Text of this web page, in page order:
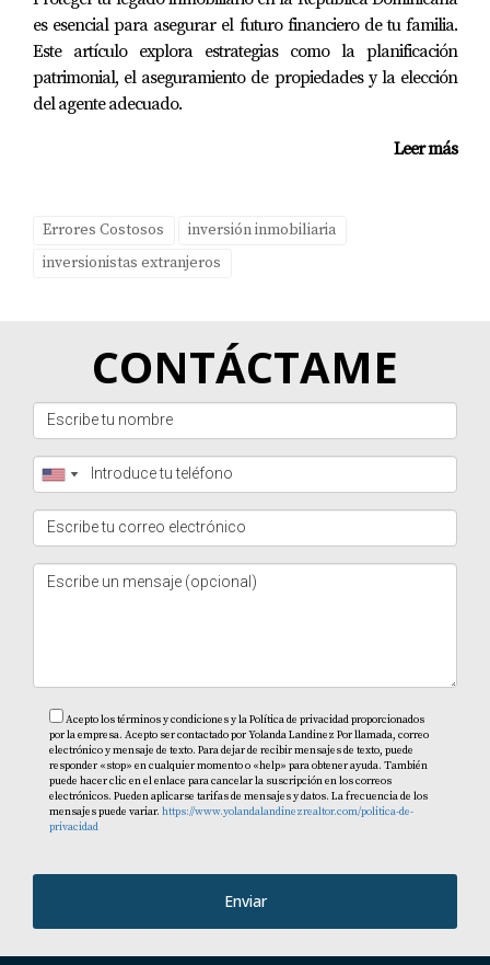
para invertir? ¡Hablemos!
Preguntas Frecuentes
¿Cuál es el mejor momento para invertir en
mejores precios y menos competencia.
¿Necesito un agente inmobiliario para
ayudarte a navegar por el mercado local y evitar errores
¿Qué tipo de propiedades son las más
rentables?
turísticos suelen tener alta demanda tanto para
alquileres como para reventa.
tarifas de mantenimiento, seguros y gastos por
reparaciones inesperadas.
¿Es seguro invertir en Punta Cana?
Sí, siempre que realices una investigación adecuada y
trabajes con profesionales confiables del sector
trata de inversiones; así que asegúrate de estar bien
informado antes de dar cualquier paso importante hacia
tu futuro financiero en Punta Cana. ¡Contáctame hoy
es esencial para asegurar el futuro financiero de tu familia.
Este artículo explora estrategias como la planificación
patrimonial, el aseguramiento de propiedades y la elección
del agente adecuado.
Leer más
Errores Costosos
inversión inmobiliaria
inversionistas extranjeros
CONTÁCTAME
Acepto los términos y condiciones y la Política de privacidad proporcionados
por la empresa. Acepto ser contactado por Yolanda Landinez Por llamada, correo
electrónico y mensaje de texto. Para dejar de recibir mensajes de texto, puede
responder «stop» en cualquier momento o «help» para obtener ayuda. También
puede hacer clic en el enlace para cancelar la suscripción en los correos
electrónicos. Pueden aplicarse tarifas de mensajes y datos. La frecuencia de los
mensajes puede variar. https://www.yolandalandinezrealtor.com/politica-de-
privacidad
Enviar